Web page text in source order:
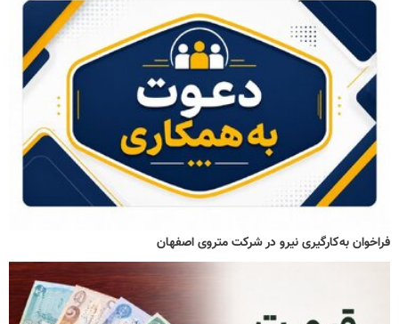
فراخوان به‌کارگیری نیرو در شرکت متروی اصفهان